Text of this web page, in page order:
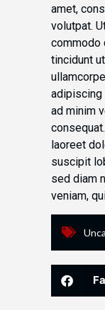
amet,
volutpat.
commodo
tincidunt
adipiscing
ad minim
laoreet
suscipit
sed diam
veniam,